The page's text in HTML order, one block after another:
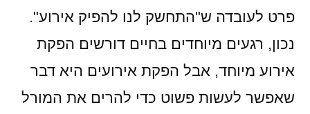
פרט לעובדה ש"התחשק לנו להפיק אירוע".
נכון, רגעים מיוחדים בחיים דורשים הפקת
אירוע מיוחד, אבל הפקת אירועים היא דבר
שאפשר לעשות פשוט כדי להרים את המורל